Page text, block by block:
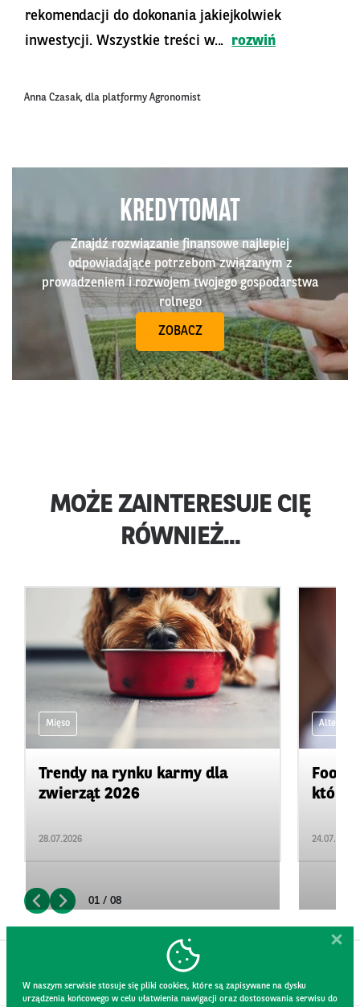
rekomendacji do dokonania jakiejkolwiek
inwestycji. Wszystkie treści w...
rozwiń
Anna Czasak, dla platformy Agronomist
KREDYTOMAT
Znajdź rozwiązanie finansowe najlepiej
odpowiadające potrzebom związanym z
prowadzeniem i rozwojem twojego gospodarstwa
rolnego
ZOBACZ
MOŻE ZAINTERESUJE CIĘ
RÓWNIEŻ...
Mięso
Trendy na rynku karmy dla
zwierząt 2026
28.07.2026
Food
które
24.07.2026
01 / 08
W naszym serwisie stosuje się pliki cookies, które są zapisywane na dysku
urządzenia końcowego w celu ułatwienia nawigacji oraz dostosowania serwisu do